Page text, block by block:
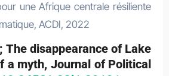
une Afrique centrale résiliente
ACDI, 2022
The disappearance of Lake
a myth, Journal of Political